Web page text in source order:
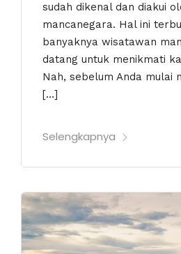
sudah dikenal dan diakui
mancanegara. Hal ini
banyaknya wisatawan
datang untuk menikmati
Nah, sebelum Anda mulai
[…]
Selengkapnya